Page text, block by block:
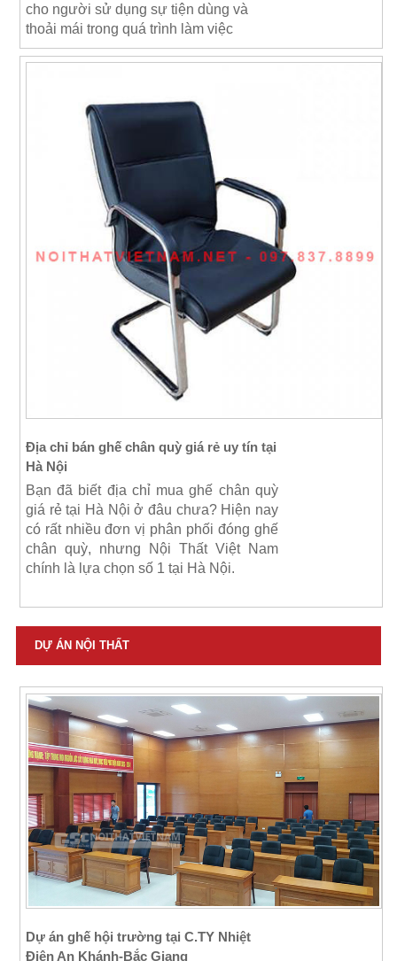
cho người sử dụng sự tiện dùng và
thoải mái trong quá trình làm việc
Địa chỉ bán ghế chân quỳ giá rẻ uy tín tại
Hà Nội
Bạn đã biết địa chỉ mua ghế chân quỳ
giá rẻ tại Hà Nội ở đâu chưa? Hiện nay
có rất nhiều đơn vị phân phối đóng ghế
chân quỳ, nhưng
Nội Thất Việt Nam
chính là lựa chọn số 1 tại Hà Nội.
DỰ ÁN NỘI THẤT
Dự án ghế hội trường tại C.TY Nhiệt
Điện An Khánh-Bắc Giang